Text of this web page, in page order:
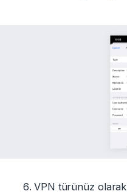
VPN türünüz olarak